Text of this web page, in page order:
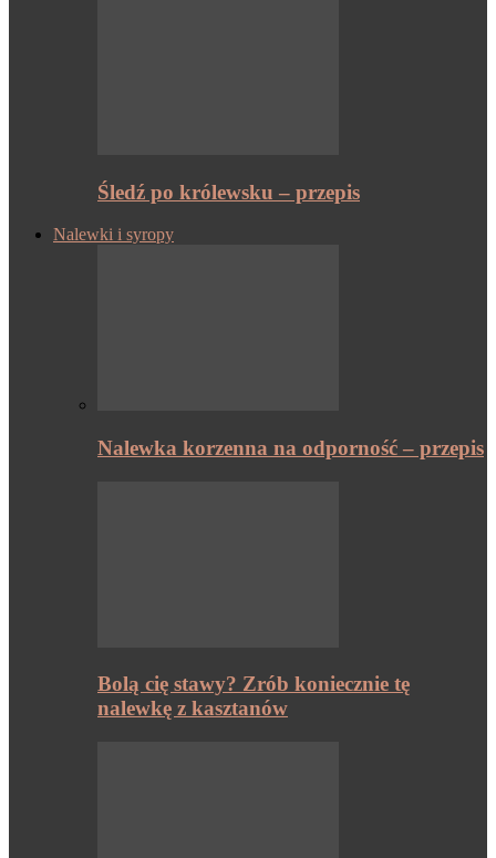
Śledź po królewsku – przepis
Nalewki i syropy
Nalewka korzenna na odporność – przepis
Bolą cię stawy? Zrób koniecznie tę
nalewkę z kasztanów